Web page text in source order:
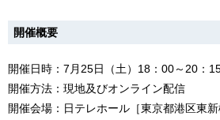
開催概要
開催日時：7月25日（土）18：00～20：
開催方法：現地及びオンライン配信
開催会場：日テレホール［東京都港区東